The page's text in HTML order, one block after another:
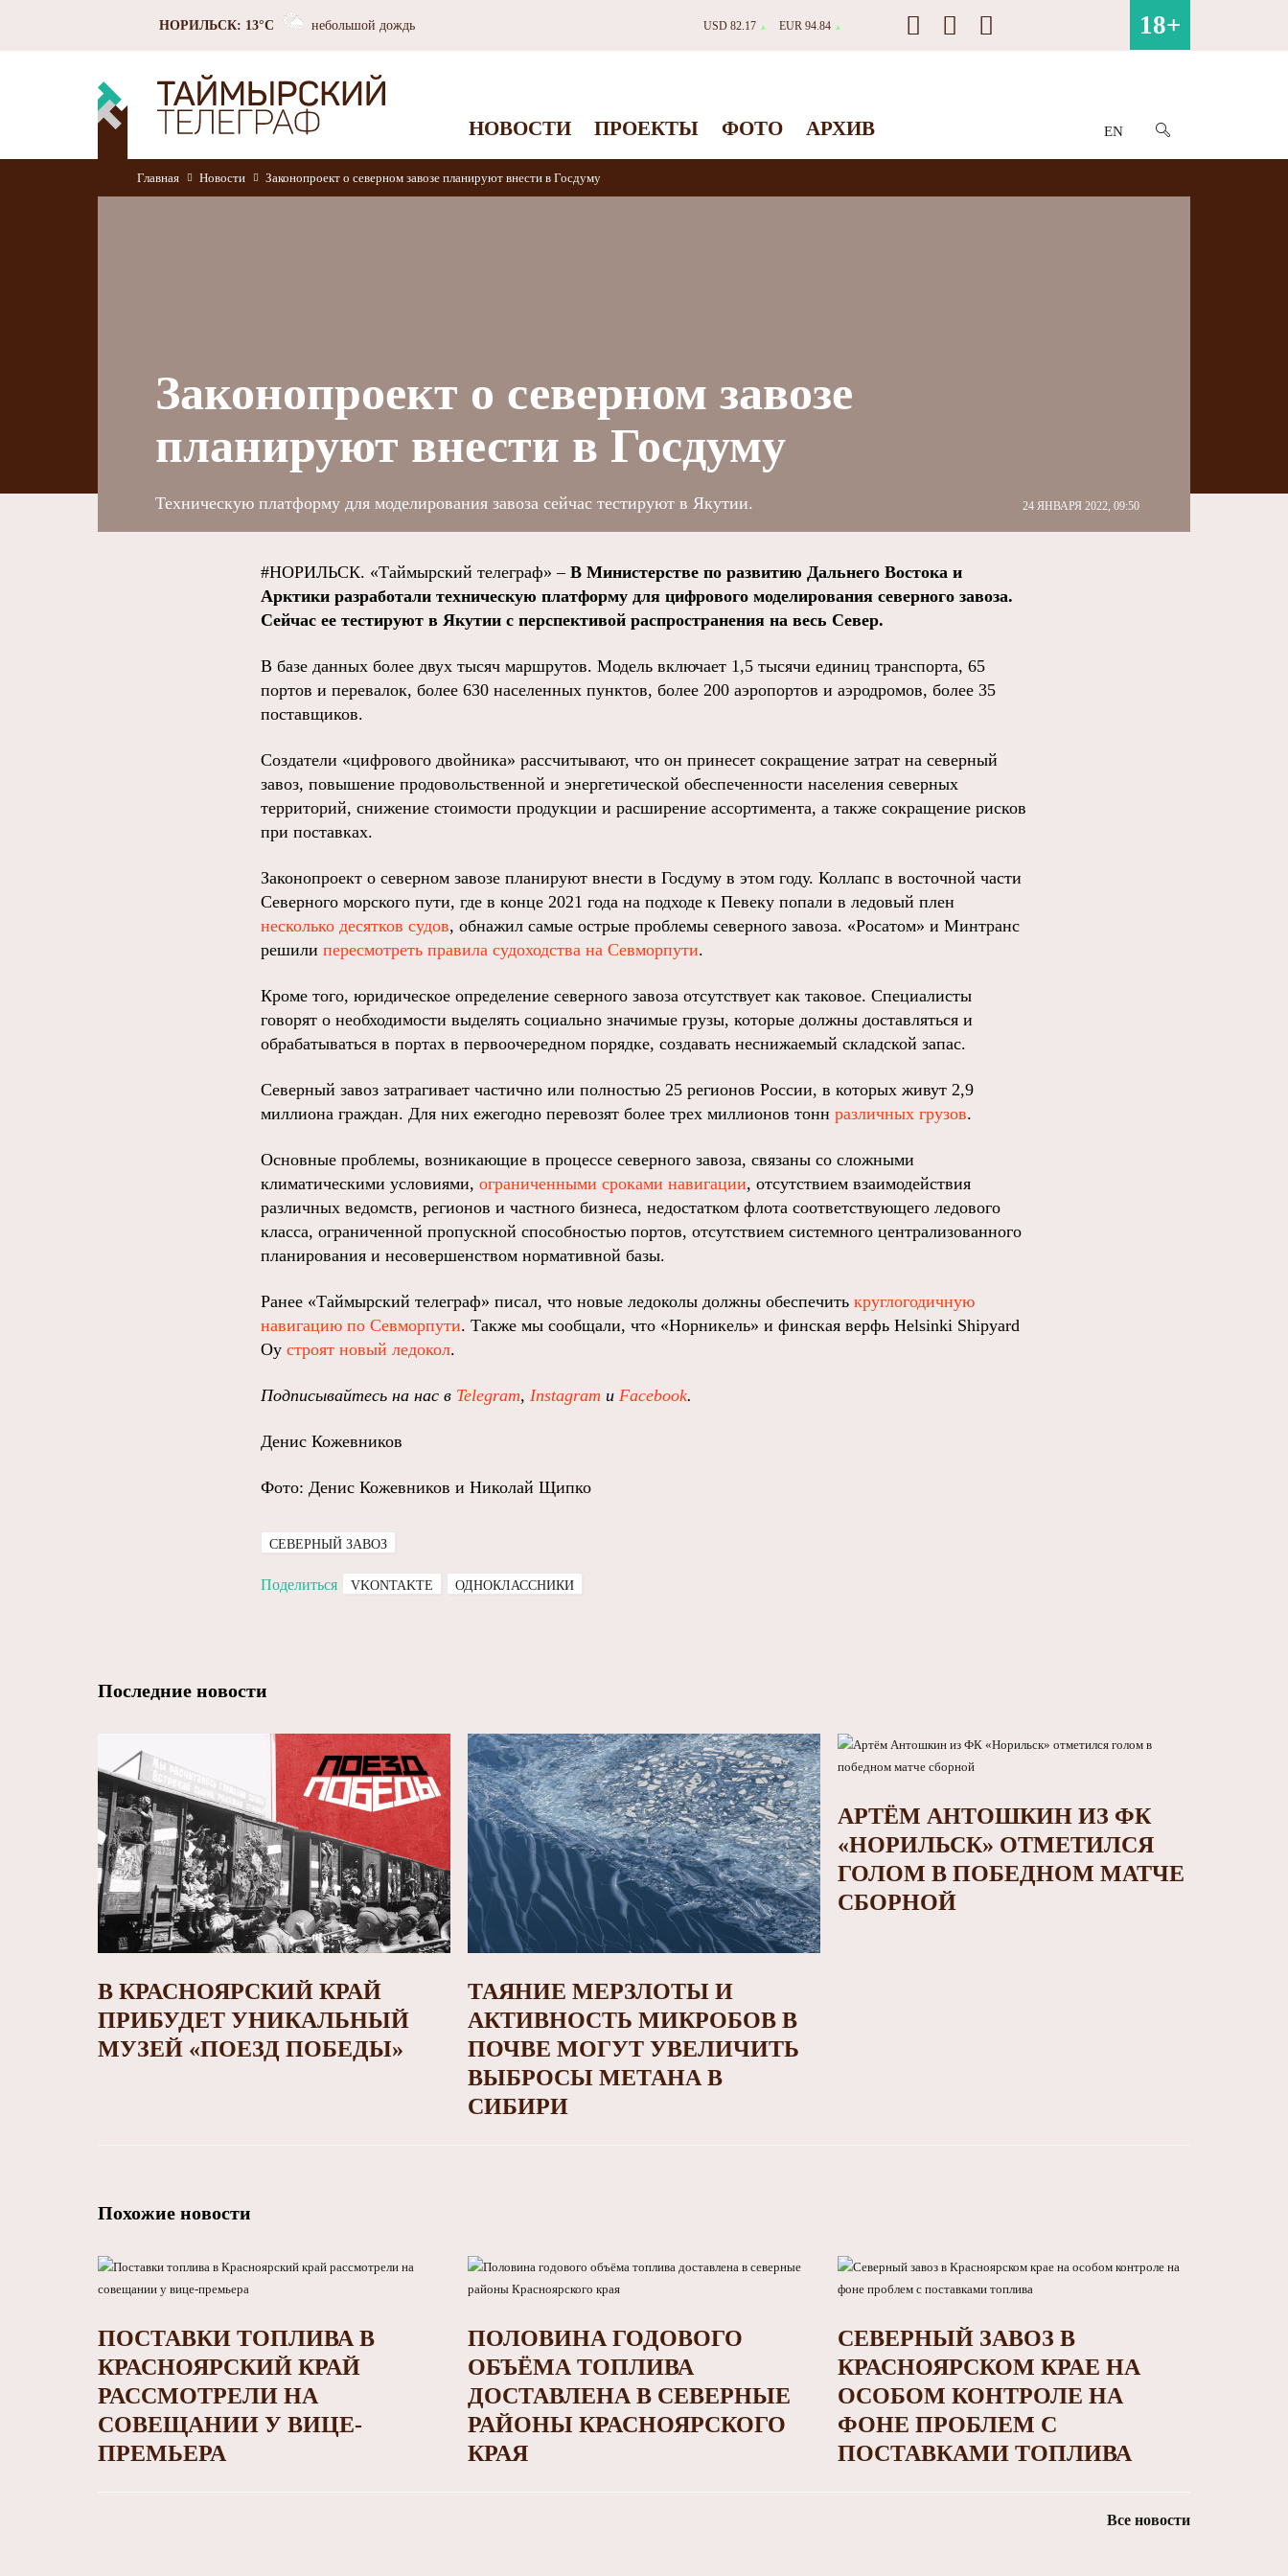
НОРИЛЬСК: 13°C небольшой дождь USD 82.17 ▲ EUR 94.84 ▲ 18+
НОВОСТИ ПРОЕКТЫ ФОТО АРХИВ EN
Главная Новости Законопроект о северном завозе планируют внести в Госдуму
Законопроект о северном завозе
планируют внести в Госдуму
24 ЯНВАРЯ 2022, 09:50
Техническую платформу для моделирования завоза сейчас тестируют в Якутии.
#НОРИЛЬСК. «Таймырский телеграф» – В Министерстве по развитию Дальнего Востока и
Арктики разработали техническую платформу для цифрового моделирования северного завоза.
Сейчас ее тестируют в Якутии с перспективой распространения на весь Север.
В базе данных более двух тысяч маршрутов. Модель включает 1,5 тысячи единиц транспорта, 65
портов и перевалок, более 630 населенных пунктов, более 200 аэропортов и аэродромов, более 35
поставщиков.
Создатели «цифрового двойника» рассчитывают, что он принесет сокращение затрат на северный
завоз, повышение продовольственной и энергетической обеспеченности населения северных
территорий, снижение стоимости продукции и расширение ассортимента, а также сокращение рисков
при поставках.
Законопроект о северном завозе планируют внести в Госдуму в этом году. Коллапс в восточной части
Северного морского пути, где в конце 2021 года на подходе к Певеку попали в ледовый плен
несколько десятков судов, обнажил самые острые проблемы северного завоза. «Росатом» и Минтранс
решили пересмотреть правила судоходства на Севморпути.
Кроме того, юридическое определение северного завоза отсутствует как таковое. Специалисты
говорят о необходимости выделять социально значимые грузы, которые должны доставляться и
обрабатываться в портах в первоочередном порядке, создавать неснижаемый складской запас.
Северный завоз затрагивает частично или полностью 25 регионов России, в которых живут 2,9
миллиона граждан. Для них ежегодно перевозят более трех миллионов тонн различных грузов.
Основные проблемы, возникающие в процессе северного завоза, связаны со сложными
климатическими условиями, ограниченными сроками навигации, отсутствием взаимодействия
различных ведомств, регионов и частного бизнеса, недостатком флота соответствующего ледового
класса, ограниченной пропускной способностью портов, отсутствием системного централизованного
планирования и несовершенством нормативной базы.
Ранее «Таймырский телеграф» писал, что новые ледоколы должны обеспечить круглогодичную
навигацию по Севморпути. Также мы сообщали, что «Норникель» и финская верфь Helsinki Shipyard
Oy строят новый ледокол.
Подписывайтесь на нас в Telegram, Instagram и Facebook.
Денис Кожевников
Фото: Денис Кожевников и Николай Щипко
СЕВЕРНЫЙ ЗАВОЗ
Поделиться VKONTAKTE ОДНОКЛАССНИКИ
Последние новости
В КРАСНОЯРСКИЙ КРАЙ
ПРИБУДЕТ УНИКАЛЬНЫЙ
МУЗЕЙ «ПОЕЗД ПОБЕДЫ»
ТАЯНИЕ МЕРЗЛОТЫ И
АКТИВНОСТЬ МИКРОБОВ В
ПОЧВЕ МОГУТ УВЕЛИЧИТЬ
ВЫБРОСЫ МЕТАНА В
СИБИРИ
АРТЁМ АНТОШКИН ИЗ ФК
«НОРИЛЬСК» ОТМЕТИЛСЯ
ГОЛОМ В ПОБЕДНОМ МАТЧЕ
СБОРНОЙ
Похожие новости
ПОСТАВКИ ТОПЛИВА В
КРАСНОЯРСКИЙ КРАЙ
РАССМОТРЕЛИ НА
СОВЕЩАНИИ У ВИЦЕ-
ПРЕМЬЕРА
ПОЛОВИНА ГОДОВОГО
ОБЪЁМА ТОПЛИВА
ДОСТАВЛЕНА В СЕВЕРНЫЕ
РАЙОНЫ КРАСНОЯРСКОГО
КРАЯ
СЕВЕРНЫЙ ЗАВОЗ В
КРАСНОЯРСКОМ КРАЕ НА
ОСОБОМ КОНТРОЛЕ НА
ФОНЕ ПРОБЛЕМ С
ПОСТАВКАМИ ТОПЛИВА
Все новости